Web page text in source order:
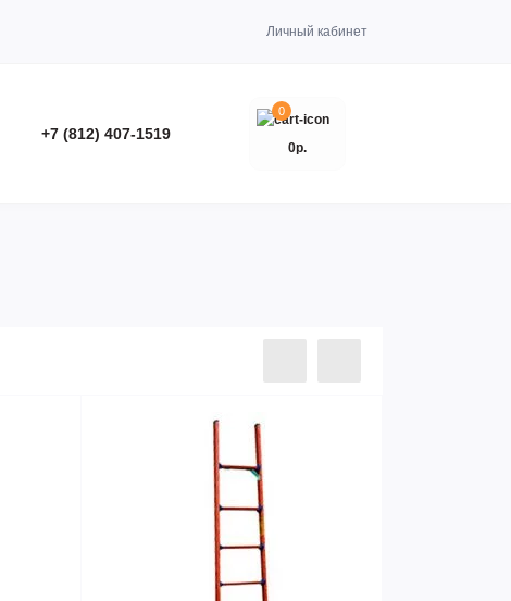
Личный кабинет
+7 (812) 407-1519
0
0р.